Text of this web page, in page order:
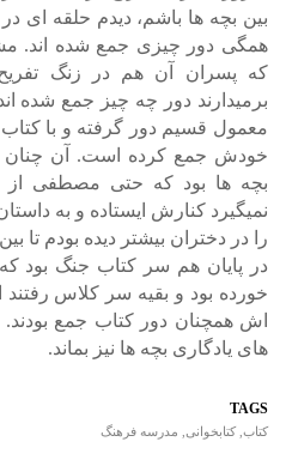
بین بچه ها باشم، دیدم حلقه
همگی دور چیزی جمع شده اند.
که پسران آن هم در زنگ
برمیدارند دور چه چیز جمع شده
معمول قسیم دور گرفته و با کتاب
خودش جمع کرده است. آن چنان
بچه ها بود که حتی مصطفی از
نمیگیرد کنارش ایستاده و به
را در دختران بیشتر دیده بودم تا
در پایان هم سر کتاب جنگ بود
خورده بود و بقیه سر کلاس
اش همچنان دور کتاب جمع
های یادگاری بچه ها نیز بماند.
TAGS
کتاب کتابخوانی مدرسه فرهنگ